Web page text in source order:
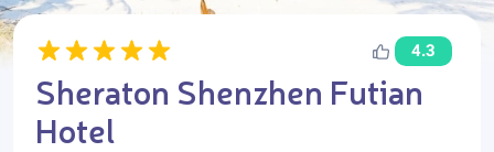
4.3
Sheraton Shenzhen Futian
Hotel